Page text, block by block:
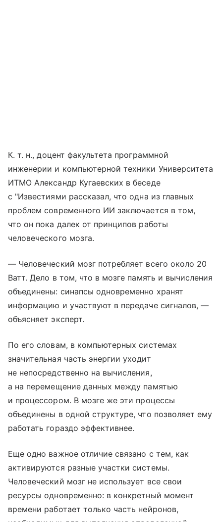
К. т. н., доцент факультета программной
инженерии и компьютерной техники Университета
ИТМО Александр Кугаевских в беседе
с "Известиями рассказал, что одна из главных
проблем современного ИИ заключается в том,
что он пока далек от принципов работы
человеческого мозга.
— Человеческий мозг потребляет всего около 20
Ватт. Дело в том, что в мозге память и вычисления
объединены: синапсы одновременно хранят
информацию и участвуют в передаче сигналов, —
объясняет эксперт.
По его словам, в компьютерных системах
значительная часть энергии уходит
не непосредственно на вычисления,
а на перемещение данных между памятью
и процессором. В мозге же эти процессы
объединены в одной структуре, что позволяет ему
работать гораздо эффективнее.
Еще одно важное отличие связано с тем, как
активируются разные участки системы.
Человеческий мозг не использует все свои
ресурсы одновременно: в конкретный момент
времени работает только часть нейронов,